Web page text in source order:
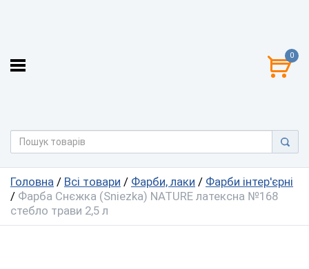
0
Головна / Всі товари / Фарби, лаки / Фарби інтер'єрні
/ Фарба Снєжка (Sniezka) NATURE латексна №168
стебло трави 2,5 л